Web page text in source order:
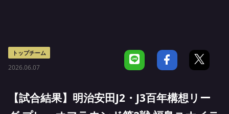
トップチーム
2026.06.07
【試合結果】明治安田J2・J3百年構想リー